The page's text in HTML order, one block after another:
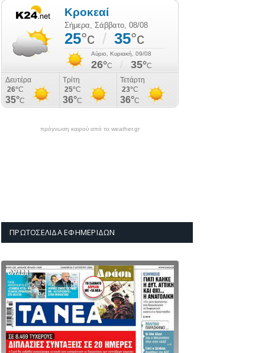
πρόγνωση καιρού από το weather.gr
ΠΡΩΤΟΣΈΛΙΔΑ ΕΦΗΜΕΡΊΔΩΝ